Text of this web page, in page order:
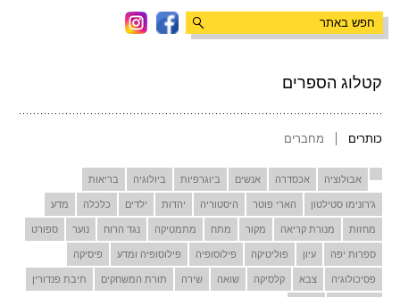
קטלוג הספרים
כותרים מחברים
אבולוציה אכסדרה אנשים ביוגרפיות ביולוגיה בריאות
ג'רונימו סטילטון הארי פוטר היסטוריה יהדות ילדים כלכלה מדע
מחזות מנורת קריאה מקור מתח מתמטיקה נגד הרוח נוער ספורט
ספרות יפה עיון פוליטיקה פילוסופיה פילוסופיה ומדע פיסיקה
פסיכולוגיה צבא קלסיקה שואה שירה תורת המשחקים תיבת פנדורין